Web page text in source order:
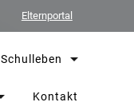
Elternportal
Schulleben
Kontakt